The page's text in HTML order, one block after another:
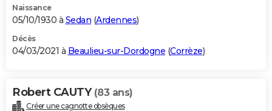
Naissance
05/10/1930 à Sedan (Ardennes)
Décès
04/03/2021 à Beaulieu-sur-Dordogne (Corrèze)
Robert CAUTY (83 ans)
Créer une cagnotte obsèques